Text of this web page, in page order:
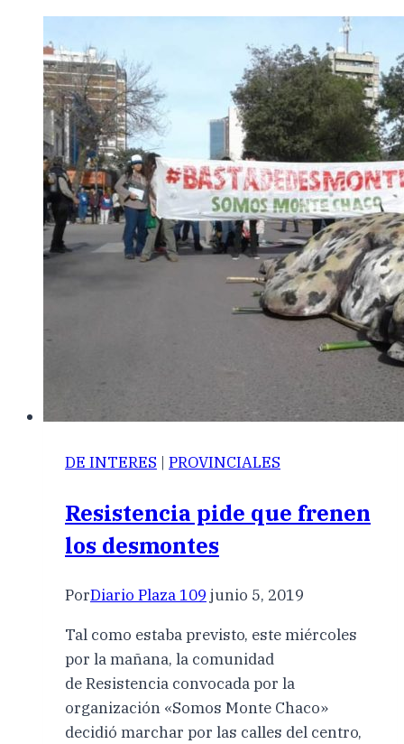
DE INTERES | PROVINCIALES
Resistencia pide que frenen
los desmontes
PorDiario Plaza 109 junio 5, 2019
Tal como estaba previsto, este miércoles
por la mañana, la comunidad
de Resistencia convocada por la
organización «Somos Monte Chaco»
decidió marchar por las calles del centro,